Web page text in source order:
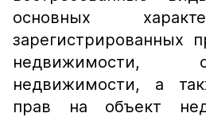
основных
зарегистрированных
недвижимости,
недвижимости, а
прав на объект